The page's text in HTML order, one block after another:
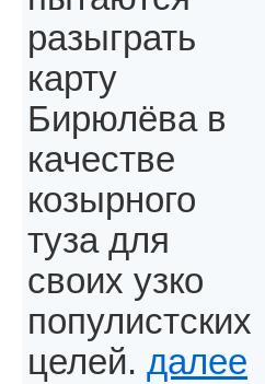
разыграть
карту
Бирюлёва в
качестве
козырного
туза для
своих узко
популистских
целей. далее